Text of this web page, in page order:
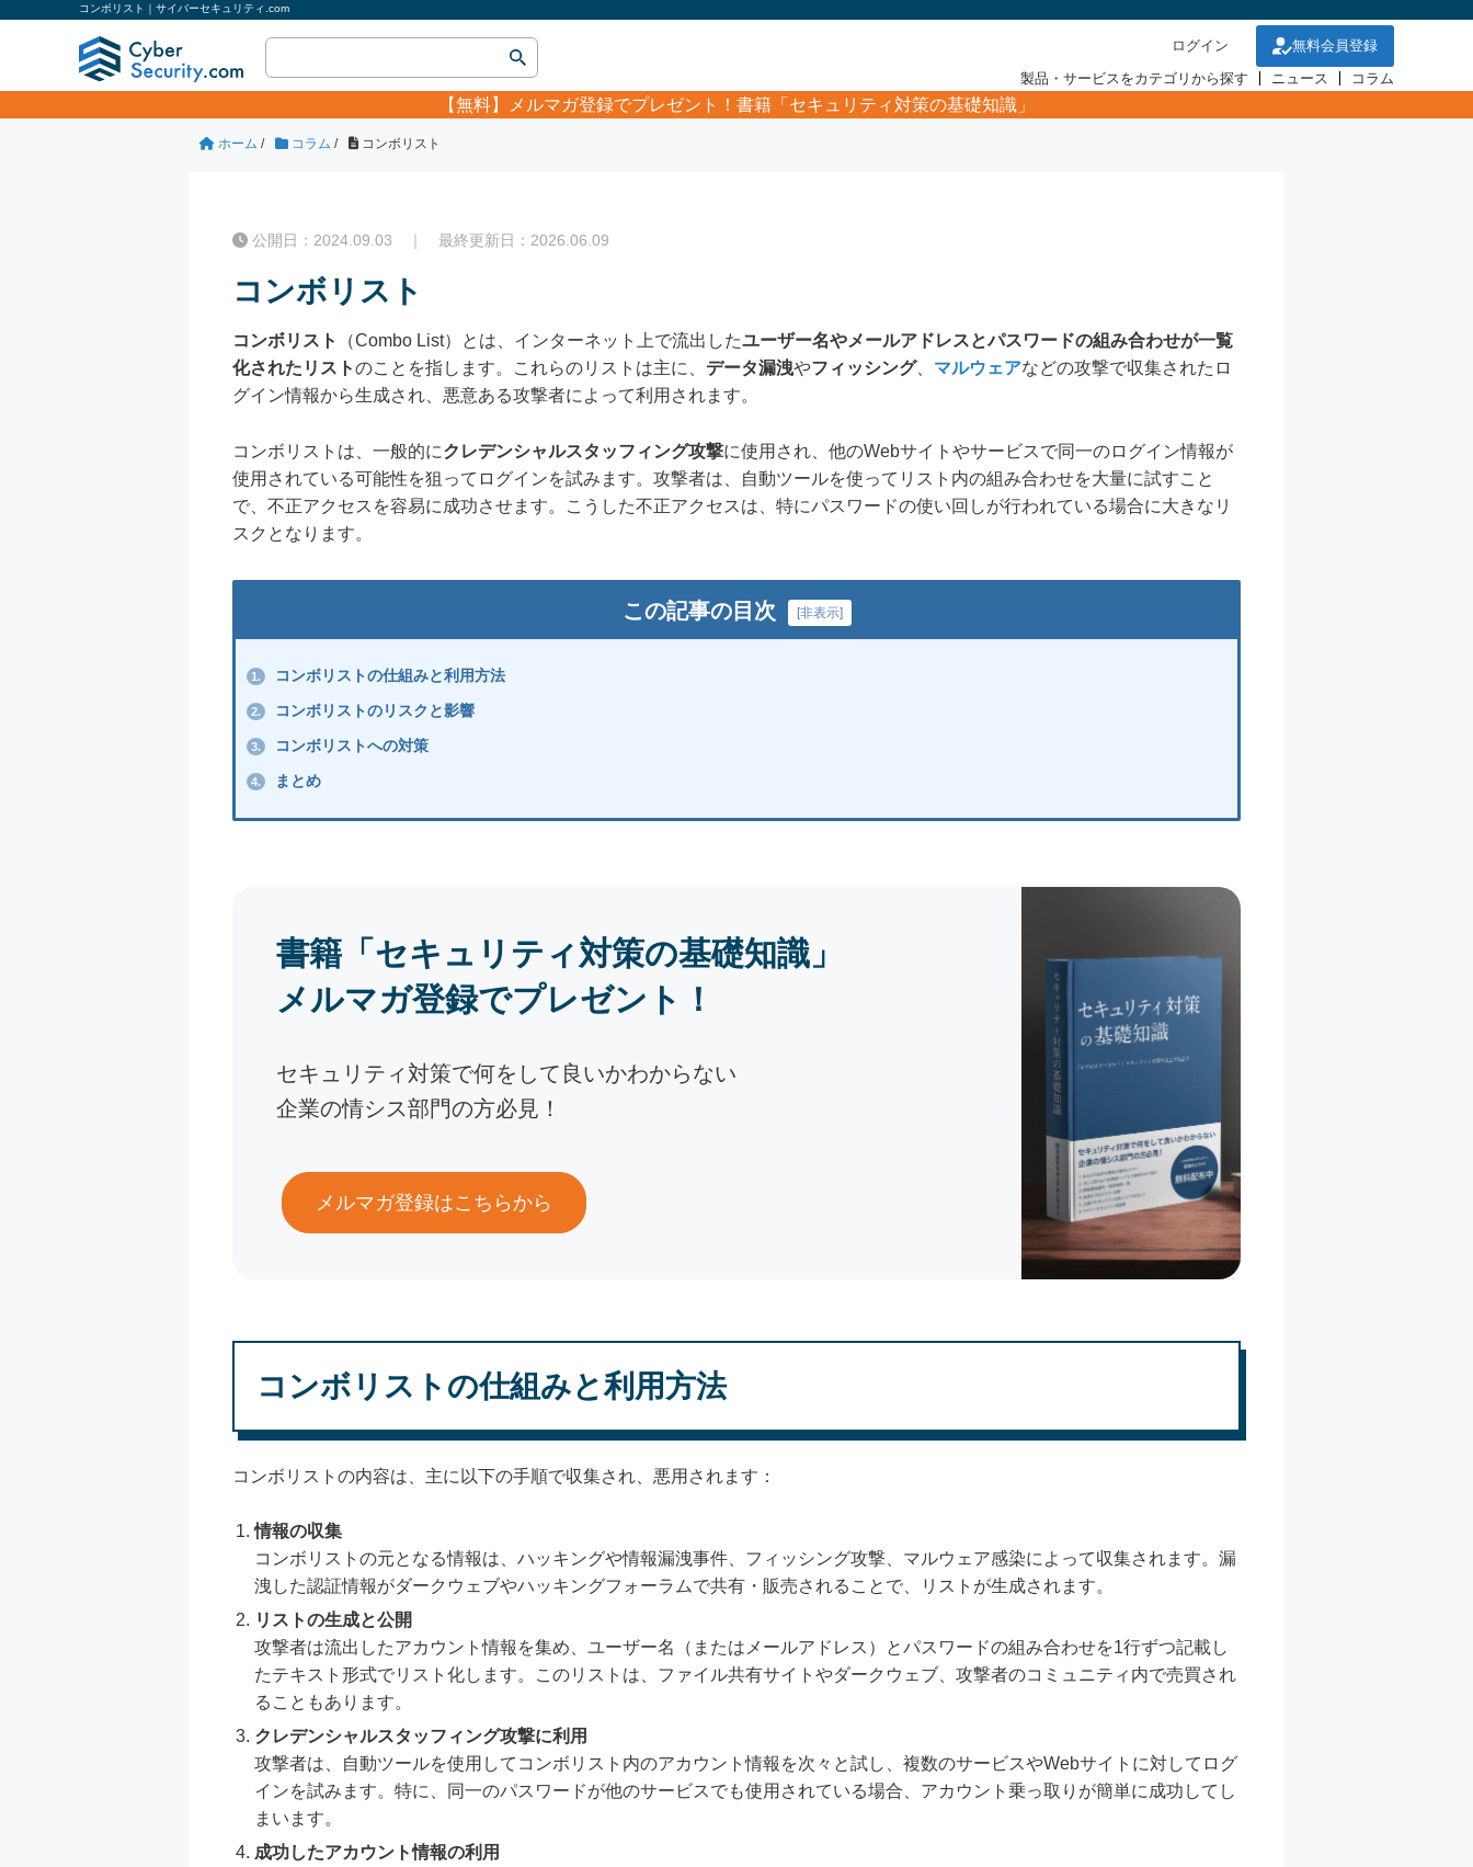
コンボリスト｜サイバーセキュリティ.com
ログイン
無料会員登録
製品・サービスをカテゴリから探す
ニュース コラム
【無料】 メルマガ登録でプレゼント！書籍「セキュリティ対策の基礎知識」
ホーム / コラム / コンボリスト
公開日：2024.09.03 ｜ 最終更新日：2026.06.09
コンボリスト
コンボリスト （Combo List）とは、インターネット上で流出したユーザー名やメールアドレスとパスワードの組み合わせが一覧
化されたリストのことを指します。これらのリストは主に、 データ漏洩やフィッシング、 マルウェアなどの攻撃で収集されたロ
グイン情報から生成され、悪意ある攻撃者によって利用されます。
コンボリストは、一般的にクレデンシャルスタッフィング攻撃に使用され、他のWebサイトやサービスで同一のログイン情報が
使用されている可能性を狙ってログインを試みます。攻撃者は、自動ツールを使ってリスト内の組み合わせを大量に試すこと
で、不正アクセスを容易に成功させます。こうした不正アクセスは、特にパスワードの使い回しが行われている場合に大きなリ
スクとなります。
この記事の目次 [非表示]
1. コンボリストの仕組みと利用方法
2. コンボリストのリスクと影響
3. コンボリストへの対策
4. まとめ
書籍「セキュリティ対策の基礎知識」
メルマガ登録でプレゼント！
セキュリティ対策で何をして良いかわからない
企業の情シス部門の方必見！
メルマガ登録はこちらから
コンボリストの仕組みと利用方法
コンボリストの内容は、主に以下の手順で収集され、悪用されます：
情報の収集
コンボリストの元となる情報は、ハッキングや情報漏洩事件、フィッシング攻撃、マルウェア感染によって収集されます。漏
洩した認証情報がダークウェブやハッキングフォーラムで共有・販売されることで、リストが生成されます。
リストの生成と公開
攻撃者は流出したアカウント情報を集め、ユーザー名（またはメールアドレス）とパスワードの組み合わせを1行ずつ記載し
たテキスト形式でリスト化します。このリストは、ファイル共有サイトやダークウェブ、攻撃者のコミュニティ内で売買され
ることもあります。
クレデンシャルスタッフィング攻撃に利用
攻撃者は、自動ツールを使用してコンボリスト内のアカウント情報を次々と試し、複数のサービスやWebサイトに対してログ
インを試みます。特に、同一のパスワードが他のサービスでも使用されている場合、アカウント乗っ取りが簡単に成功してし
まいます。
成功したアカウント情報の利用